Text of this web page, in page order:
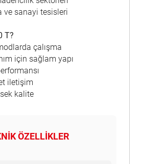
ve sanayi tesisleri
T?
çalışma
için sağlam yapı
iletişim
kalite
ÖZELLİKLER